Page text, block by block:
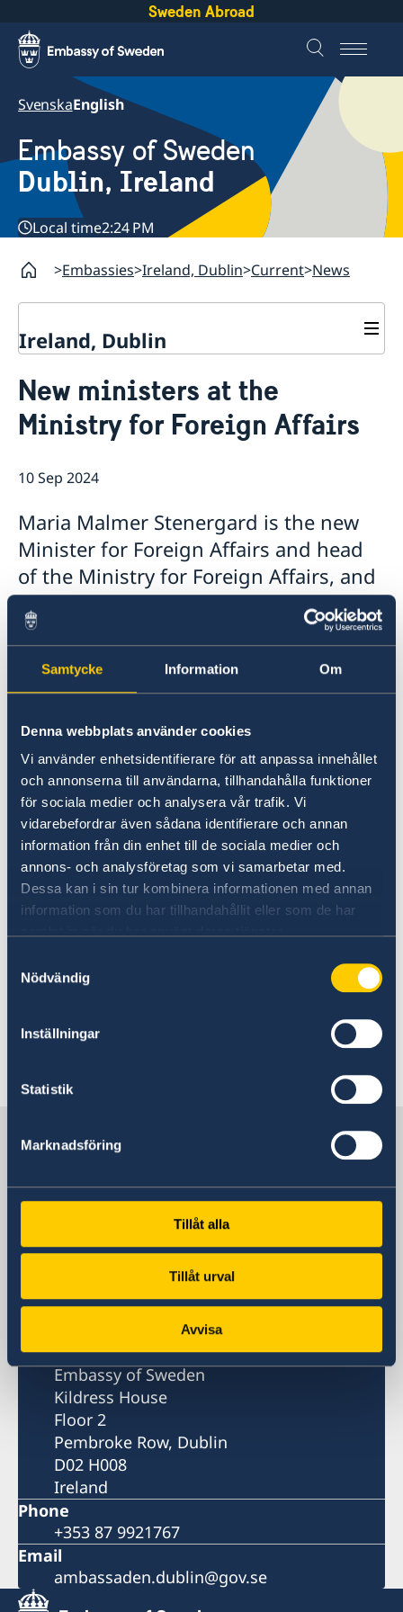
Samtycke Information Om
Denna webbplats använder cookies
Vi använder enhetsidentifierare för att anpassa innehållet
och annonserna till användarna, tillhandahålla funktioner
för sociala medier och analysera vår trafik. Vi
vidarebefordrar även sådana identifierare och annan
information från din enhet till de sociala medier och
annons- och analysföretag som vi samarbetar med.
Dessa kan i sin tur kombinera informationen med annan
information som du har tillhandahållit eller som de har
Nödvändig
Inställningar
Statistik
Marknadsföring
Tillåt alla
Tillåt urval
Avvisa
Sweden Abroad
SvenskaEnglish
Embassy of Sweden
Dublin, Ireland
Local time2:24 PM
Embassies Ireland, Dublin Current News
Ireland, Dublin
About us
Embassy staff
Current
Calendar
Vacancies
Welcome Sweden-programme.
New ministers at the
Ministry for Foreign Affairs
10 Sep 2024
Maria Malmer Stenergard is the new
Minister for Foreign Affairs and head
of the Ministry for Foreign Affairs, and
Benjamin Dousa is the new Minister
for International Development
Prime Minister Ulf Kristersson
Government Policy in the Riksdag and
announced the Government’s new
ministers.
Today, Tuesday 10 September and in
connection with the Statement of Government
Policy, Mr Kristersson announced changes
within the Government: two new ministers and
changes to the Government - Government.se
Sweden in Ireland
Visiting address
Embassy of Sweden
Pembroke Row, Dublin
D02 H008
Postal address
Embassy of Sweden
Kildress House
Floor 2
Pembroke Row, Dublin
D02 H008
Ireland
Phone
+353 87 9921767
Email
ambassaden.dublin@gov.se